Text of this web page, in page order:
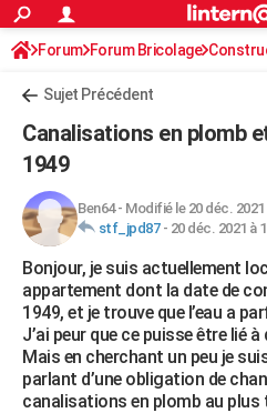
ACTUALITÉS
Politique
Société
Faits Divers
Education
Monde
Villes
+
Programme TV
TNTStreaming
Cinéma
Sorties cinéma
Musique
+FINANCE
Retraite
Impôts
Epargne
Immobilier
Risques naturels par ville
Banque
Assurance
Crédit
AUTO
Essais
Réserver un essai
Citadines
Berlines
SUV
Forum auto
HIGH-TECH
Mobiles
Meilleur smartphone
Internet
Ordinateurs
Jeux vidéo
Guide high-tech
+BRICOLAGE
Forum
Aménagement intérieur
Extérieur
Cuisine
Salle de bains
Jardinage
Rangement
WEEK-END
Guides de France
Escapades
Patrimoine
Expositions
Musées
Week-end nature
LIFESTYLE
Forum Forum Bricolage
Sujet Précédent
Canalisations en plomb
1949
Ben64- Modifié le 20 déc. 2021
stf_jpd87- 20 déc. 2021 à
Bonjour, je suis actuellement
appartement dont la date de
1949, et je trouve que l’eau a
J’ai peur que ce puisse être lié
Mais en cherchant un peu je
parlant d’une obligation de
canalisations en plomb au plus